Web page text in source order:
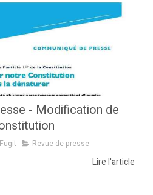
- Modification de
Revue de presse
Lire l'article